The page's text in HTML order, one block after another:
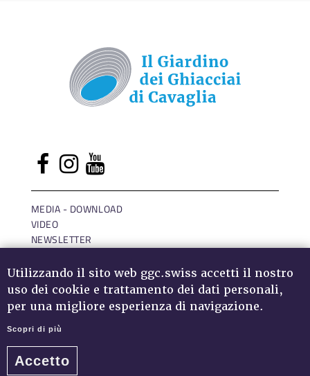
MEDIA - DOWNLOAD
VIDEO
NEWSLETTER
IMPRESSUM
PROTEZIONE DATI
Utilizzando il sito web ggc.swiss accetti il nostro
uso dei cookie e trattamento dei dati personali,
per una migliore esperienza di navigazione.
Scopri di più
Accetto